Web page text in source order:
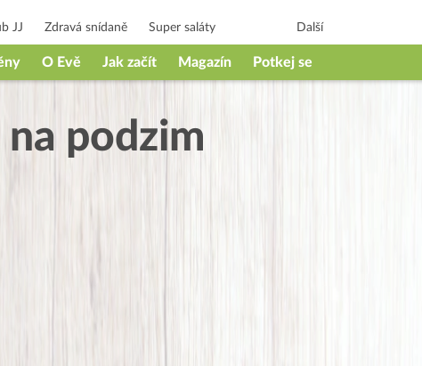
JJ Zdravá snídaně Super saláty Další
O Evě Jak začít Magazín Potkej se
podzim